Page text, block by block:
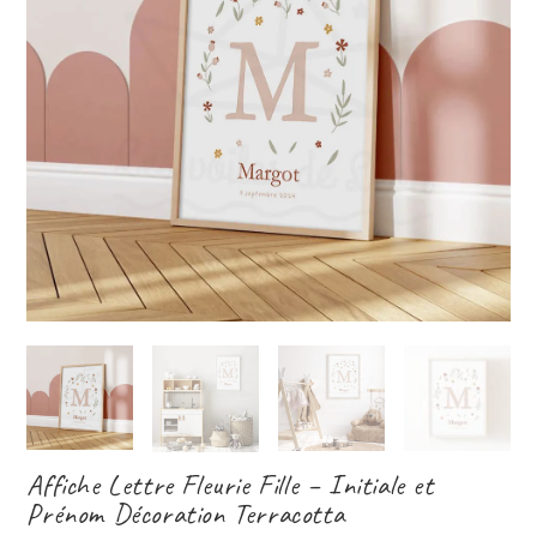
Affiche Lettre Fleurie Fille – Initiale et
Prénom Décoration Terracotta